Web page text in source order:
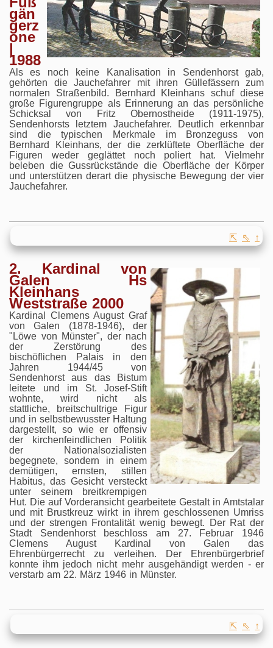
gän
gerz
one
|
1988
Als es noch keine Kanalisation in Sendenhorst gab,
gehörten die Jauchefahrer mit ihren Güllefässern zum
normalen Straßenbild. Bernhard Kleinhans schuf diese
große Figurengruppe als Erinnerung an das persönliche
Schicksal von Fritz Obernostheide (1911-1975),
Sendenhorsts letztem Jauchefahrer. Deutlich erkennbar
sind die typischen Merkmale im Bronzeguss von
Bernhard Kleinhans, der die zerklüftete Oberfläche der
Figuren weder geglättet noch poliert hat. Vielmehr
beleben die Gussrückstände die Oberfläche der Körper
und unterstützen derart die physische Bewegung der vier
Jauchefahrer.
⇱ ⇖ ↑
2. Kardinal von
Galen Hs
Kleinhans
Weststraße 2000
Kardinal Clemens August Graf
von Galen (1878-1946), der
"Löwe von Münster", der nach
der Zerstörung des
bischöflichen Palais in den
Jahren 1944/45 von
Sendenhorst aus das Bistum
leitete und im St. Josef-Stift
wohnte, wird nicht als
stattliche, breitschultrige Figur
und in selbstbewusster Haltung
dargestellt, so wie er offensiv
der kirchenfeindlichen Politik
der Nationalsozialisten
begegnete, sondern in einem
demütigen, ernsten, stillen
Habitus, das Gesicht versteckt
unter seinem breitkrempigen
Hut. Die auf Vorderansicht gearbeitete Gestalt in Amtstalar
und mit Brustkreuz wirkt in ihrem geschlossenen Umriss
und der strengen Frontalität wenig bewegt. Der Rat der
Stadt Sendenhorst beschloss am 27. Februar 1946
Clemens August Kardinal von Galen das
Ehrenbürgerrecht zu verleihen. Der Ehrenbürgerbrief
konnte ihm jedoch nicht mehr ausgehändigt werden - er
verstarb am 22. März 1946 in Münster.
⇱ ⇖ ↑